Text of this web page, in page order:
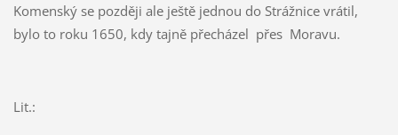
Komenský se později ale ještě jednou do Strážnice vrátil,
bylo to roku 1650, kdy tajně přecházel přes Moravu.
Lit.: